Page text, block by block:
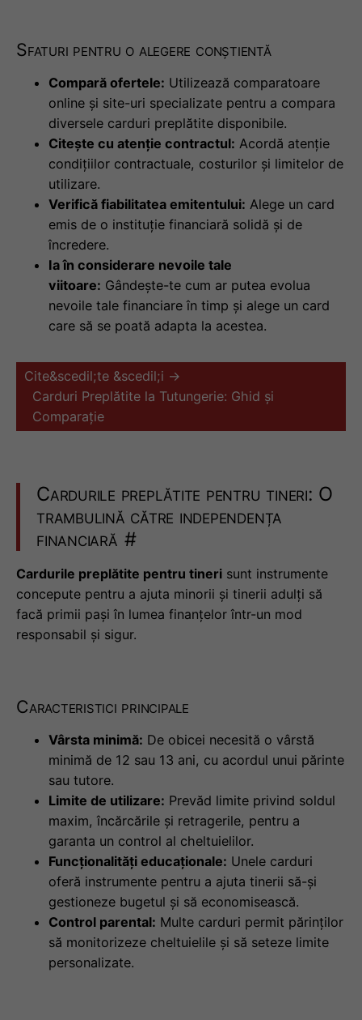
Sfaturi pentru o alegere conștientă
Compară ofertele: Utilizează comparatoare
online și site-uri specializate pentru a compara
diversele carduri preplătite disponibile.
Citește cu atenție contractul: Acordă atenție
condițiilor contractuale, costurilor și limitelor de
utilizare.
Verifică fiabilitatea emitentului: Alege un card
emis de o instituție financiară solidă și de
încredere.
Ia în considerare nevoile tale
viitoare: Gândește-te cum ar putea evolua
nevoile tale financiare în timp și alege un card
care să se poată adapta la acestea.
Cite&scedil;te &scedil;i →
Carduri Preplătite la Tutungerie: Ghid și
Comparație
Cardurile preplătite pentru tineri: O
trambulină către independența
financiară #
Cardurile preplătite pentru tineri sunt instrumente
concepute pentru a ajuta minorii și tinerii adulți să
facă primii pași în lumea finanțelor într-un mod
responsabil și sigur.
Caracteristici principale
Vârsta minimă: De obicei necesită o vârstă
minimă de 12 sau 13 ani, cu acordul unui părinte
sau tutore.
Limite de utilizare: Prevăd limite privind soldul
maxim, încărcările și retragerile, pentru a
garanta un control al cheltuielilor.
Funcționalități educaționale: Unele carduri
oferă instrumente pentru a ajuta tinerii să-și
gestioneze bugetul și să economisească.
Control parental: Multe carduri permit părinților
să monitorizeze cheltuielile și să seteze limite
personalizate.